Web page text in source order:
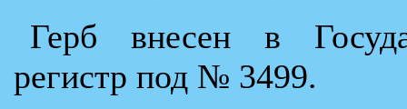
Герб внесен в
регистр под № 3499.